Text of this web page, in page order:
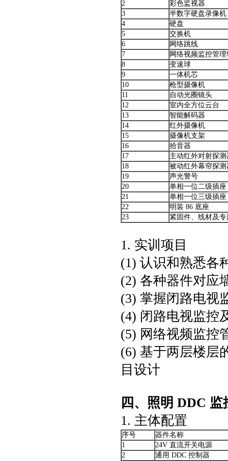
2
彩色监视器
3
半数字硬盘录像机
4
硬盘
5
交换机
6
网络跳线
7
网络视频监控管
8
变速球
9
一体机芯
10
枪型摄像机
11
自动光圈镜头
12
室内全方位云台
13
智能解码器
14
红外摄像机
15
摄像机支架
16
拾音器
17
主动红外对射探测
18
被动红外幕帘探测
19
声光警号
20
单相一位二级插座
21
单相一位三级插座
22
明装 86 底座
23
紧固件、线材及
1. 实训项目
(1) 认识和熟悉各
(2) 各种器件对应
(3) 掌握闭路电视
(4) 闭路电视监控
(5) 网络视频监控
(6) 基于两层楼层
目设计
四、照明 DDC 监
1. 主体配置
序号
器件名称
1
24V 直流开关电源
2
通用 DDC 控制器